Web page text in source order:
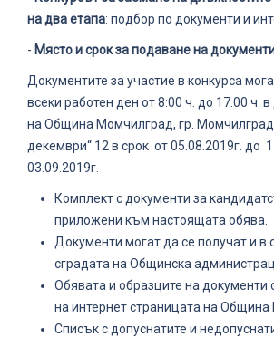
на два етапа: подбор по документи и
- Място и срок за подаване на
Документите за участие в конкурса
всеки работен ден от 8:00 ч. до 17.00 ч.
на Община Момчилград, гр. Момчилград,
декември“ 12 в срок от 05.08.2019г. до
03.09.2019г.
Комплект с документи за
приложени към настоящата обява.
Документи могат да се получат и в
сградата на Общинска
Обявата и образците на документи
на интернет страницата на
Списък с допуснатите и